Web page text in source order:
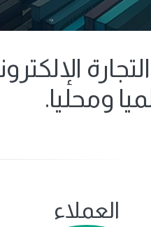
ومحليا.
العملاء